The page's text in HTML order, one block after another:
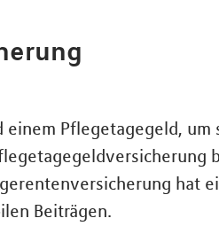
Pflegetagegeld,
hat
Beiträgen.